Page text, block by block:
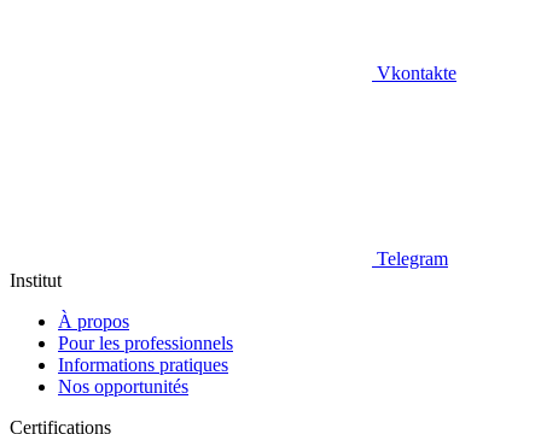
Vkontakte
Telegram
Institut
À propos
Pour les professionnels
Informations pratiques
Nos opportunités
Certifications